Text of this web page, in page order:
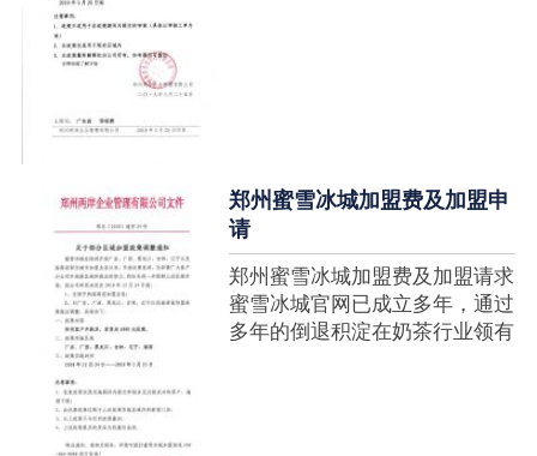
郑州蜜雪冰城加盟费及加盟申
请
郑州蜜雪冰城加盟费及加盟请求
蜜雪冰城官网已成立多年，通过
多年的倒退积淀在奶茶行业领有